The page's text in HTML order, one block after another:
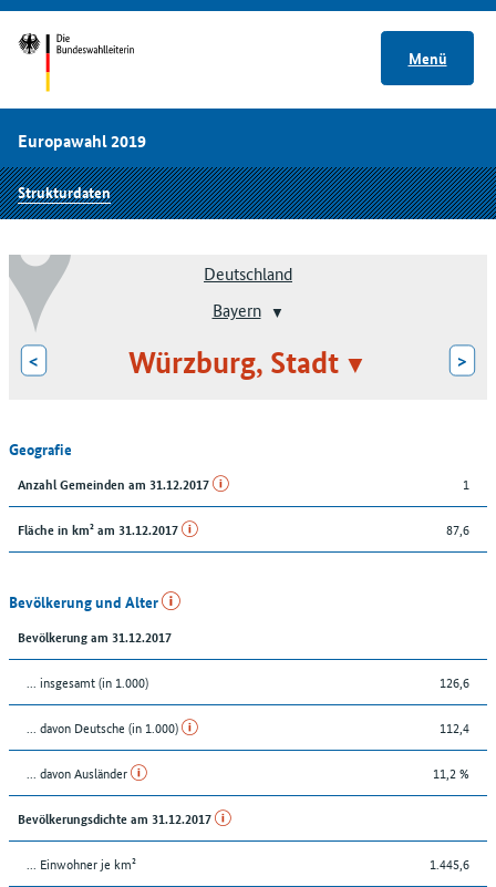
Menü
Europawahl 2019
Strukturdaten
Deutschland
Bayern
< Würzburg, Stadt >
Geografie
Anzahl Gemeinden am 31.12.2017 1
Fläche in km² am 31.12.2017 87,6
Bevölkerung und Alter
Bevölkerung am 31.12.2017
... insgesamt (in 1.000) 126,6
... davon Deutsche (in 1.000) 112,4
... davon Ausländer 11,2 %
Bevölkerungsdichte am 31.12.2017
... Einwohner je km² 1.445,6